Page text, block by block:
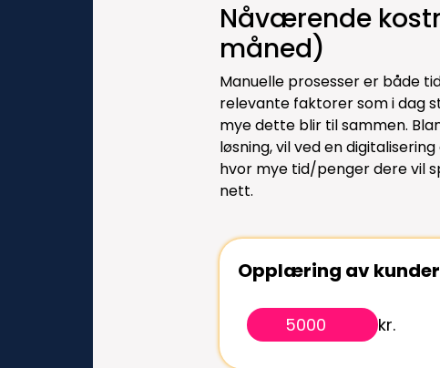
Nåværende
måned)
Manuelle prosesser er både
relevante faktorer som i dag
mye dette blir til sammen.
løsning, vil ved en
hvor mye tid/penger dere vil
nett.
Opplæring av
kr.